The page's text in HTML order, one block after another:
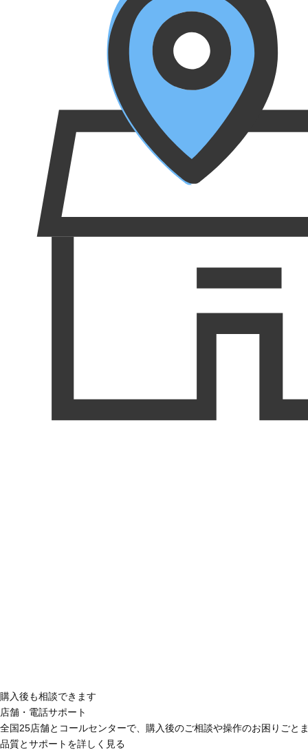
購入後も相談できます
店舗・電話サポート
全国25店舗とコールセンターで、購入後のご相談や操作のお困りごと
品質とサポートを詳しく見る